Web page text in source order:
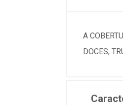
A
DOCES,